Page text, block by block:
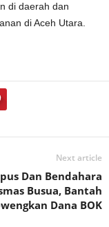
di daerah dan
di Aceh Utara.
Next article
Dan Bendahara
Busua, Bantah
Dana BOK